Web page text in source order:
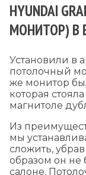
HYUNDAI
МОНИТОР) В
Установили в
потолочный
же монитор
которая
магнитоле
Из
мы
сложить,
образом он не
салоне.